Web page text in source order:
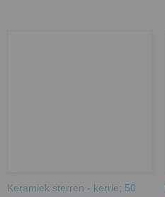
Keramiek sterren - kerrie; 50